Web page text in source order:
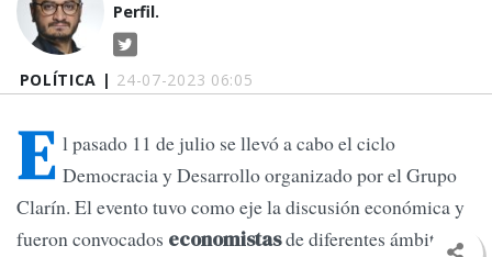
POLÍTICA | 24-07-2023 06:05
Perfil.
E l pasado 11 de julio se llevó a cabo el ciclo
Democracia y Desarrollo organizado por el Grupo
Clarín. El evento tuvo como eje la discusión económica y
fueron convocados economistasde diferentes ámbitos,